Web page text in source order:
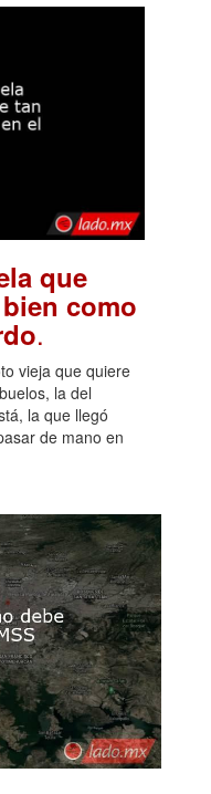
que
como
.
vieja que quiere
la del
la que llegó
de mano en